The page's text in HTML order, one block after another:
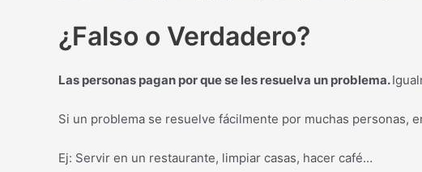
¿Falso o Verdadero?
Las personas pagan por que se les resuelva un problema.
Si un problema se resuelve fácilmente por muchas personas,
Ej: Servir en un restaurante, limpiar casas, hacer café…